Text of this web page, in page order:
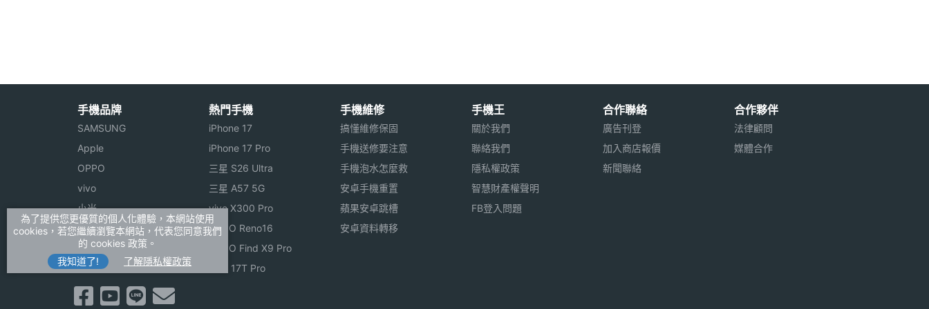
主螢幕像素密度 233 ppi
主螢幕材質 LCD
相機規格
手機品牌
SAMSUNG
Apple
OPPO
vivo
小米
ASUS
Sony
realme
熱門手機
iPhone 17
iPhone 17 Pro
三星 S26 Ultra
三星 A57 5G
vivo X300 Pro
OPPO Reno16
OPPO Find X9 Pro
小米 17T Pro
手機維修
搞懂維修保固
手機送修要注意
手機泡水怎麼救
安卓手機重置
蘋果安卓跳槽
安卓資料轉移
手機王
關於我們
聯絡我們
隱私權政策
智慧財產權聲明
FB登入問題
合作聯絡
廣告刊登
加入商店報價
新聞聯絡
合作夥伴
法律顧問
媒體合作
為了提供您更優質的個人化體驗，本網站使用
cookies，若您繼續瀏覽本網站，代表您同意我們
的 cookies 政策。
我知道了!
了解隱私權政策